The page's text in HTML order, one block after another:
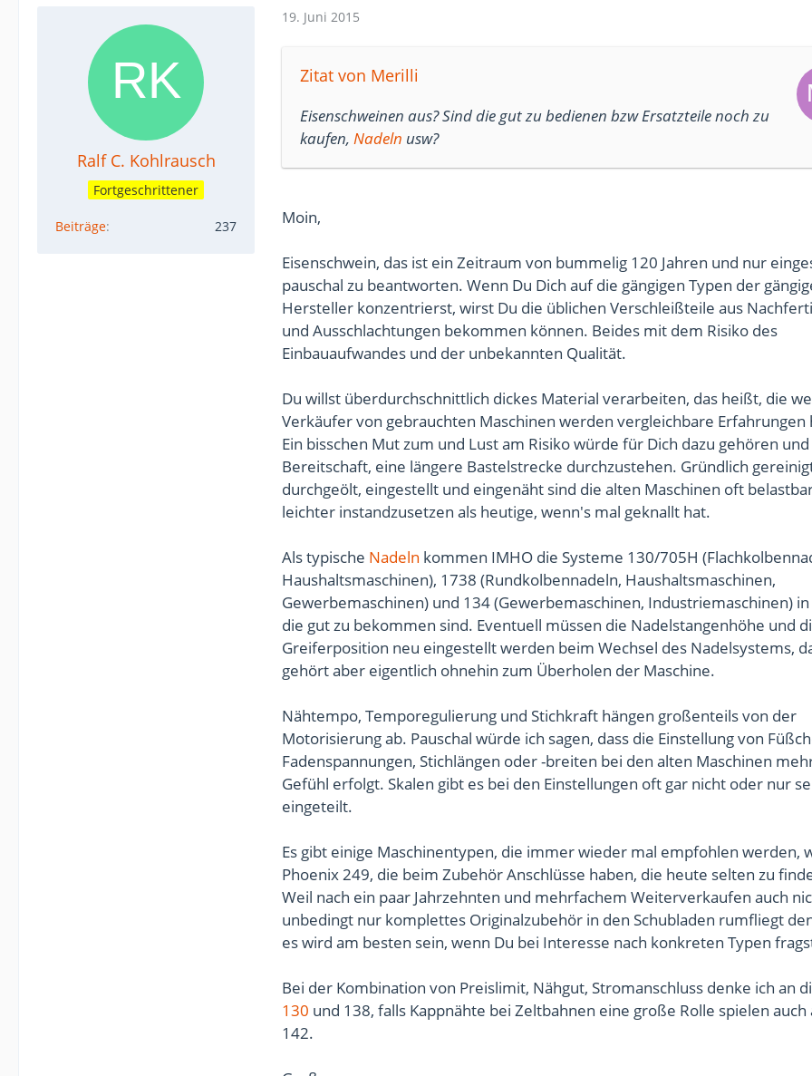
Ralf C. Kohlrausch
Fortgeschrittener
Beiträge 237
19. Juni 2015
Zitat von Merilli
Eisenschweinen aus? Sind die gut zu bedienen bzw Ersatzteile noch zu
kaufen, Nadeln usw?
Moin,
Eisenschwein, das ist ein Zeitraum von bummelig 120 Jahren und nur
pauschal zu beantworten. Wenn Du Dich auf die gängigen Typen der
Hersteller konzentrierst, wirst Du die üblichen Verschleißteile aus
und Ausschlachtungen bekommen können. Beides mit dem Risiko des
Einbauaufwandes und der unbekannten Qualität.
Du willst überdurchschnittlich dickes Material verarbeiten, das heißt, die
Verkäufer von gebrauchten Maschinen werden vergleichbare Erfahrungen
Ein bisschen Mut zum und Lust am Risiko würde für Dich dazu gehören
Bereitschaft, eine längere Bastelstrecke durchzustehen. Gründlich
durchgeölt, eingestellt und eingenäht sind die alten Maschinen oft
leichter instandzusetzen als heutige, wenn's mal geknallt hat.
Als typische Nadeln kommen IMHO die Systeme 130/705H
Haushaltsmaschinen), 1738 (Rundkolbennadeln, Haushaltsmaschinen,
Gewerbemaschinen) und 134 (Gewerbemaschinen, Industriemaschinen) in
die gut zu bekommen sind. Eventuell müssen die Nadelstangenhöhe und
Greiferposition neu eingestellt werden beim Wechsel des Nadelsystems,
gehört aber eigentlich ohnehin zum Überholen der Maschine.
Nähtempo, Temporegulierung und Stichkraft hängen großenteils von der
Motorisierung ab. Pauschal würde ich sagen, dass die Einstellung von
Fadenspannungen, Stichlängen oder -breiten bei den alten Maschinen
Gefühl erfolgt. Skalen gibt es bei den Einstellungen oft gar nicht oder nur
eingeteilt.
Es gibt einige Maschinentypen, die immer wieder mal empfohlen werden,
Phoenix 249, die beim Zubehör Anschlüsse haben, die heute selten zu
Weil nach ein paar Jahrzehnten und mehrfachem Weiterverkaufen auch
unbedingt nur komplettes Originalzubehör in den Schubladen rumfliegt
es wird am besten sein, wenn Du bei Interesse nach konkreten Typen
Bei der Kombination von Preislimit, Nähgut, Stromanschluss denke ich an
130 und 138, falls Kappnähte bei Zeltbahnen eine große Rolle spielen auch
142.